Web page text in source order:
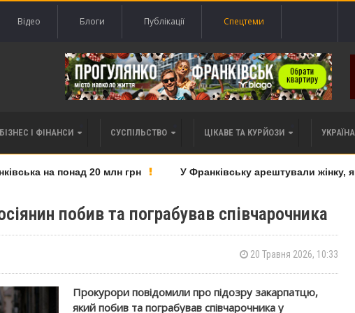
Відео Блоги Публікації Спецтеми
БІЗНЕС І ФІНАНСИ СУСПІЛЬСТВО ЦІКАВЕ ТА КУРЙОЗИ
на понад 20 млн грн У Франківську арештували жінку,
побив та пограбував співчарочника
20 Травня 2026, 10:33
Прокурори повідомили про підозру закарпатцю,
який побив та пограбував співчарочника у